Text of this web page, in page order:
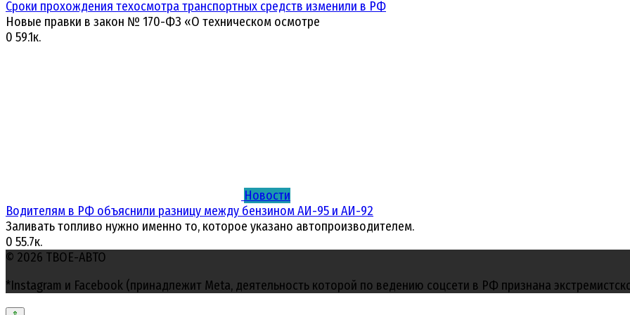
Сроки прохождения техосмотра транспортных средств изменили в РФ
Новые правки в закон № 170-ФЗ «О техническом осмотре
0 59.1к.
Новости
Водителям в РФ объяснили разницу между бензином АИ-95 и АИ-92
Заливать топливо нужно именно то, которое указано автопроизводителем.
0 55.7к.
© 2026 ТВОЕ-АВТО
*Instagram и Facebook (принадлежит Meta, деятельность которой по ведению соцсети в РФ признана